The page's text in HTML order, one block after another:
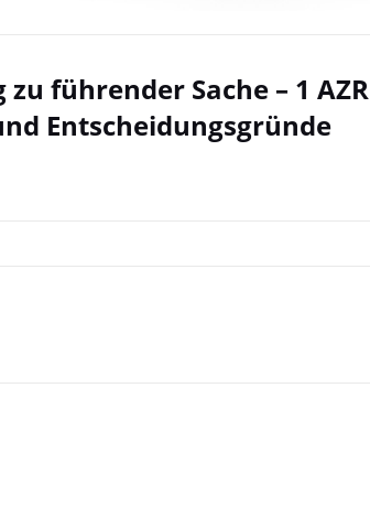
führender Sache – 1 AZR
Entscheidungsgründe